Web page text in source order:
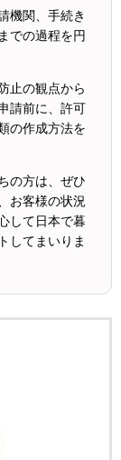
機関、手続き
での過程を円
止の観点から
請前に、許可
の作成方法を
の方は、ぜひ
お客様の状況
して日本で暮
してまいりま